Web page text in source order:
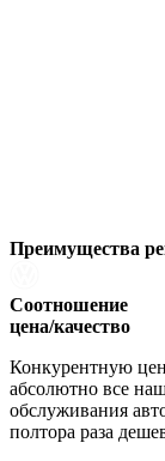
Преимущества
Соотношение
цена/качество
Конкурентную
абсолютно все
обслуживания
полтора раза